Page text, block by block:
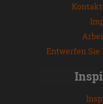
Entwerfen Sie